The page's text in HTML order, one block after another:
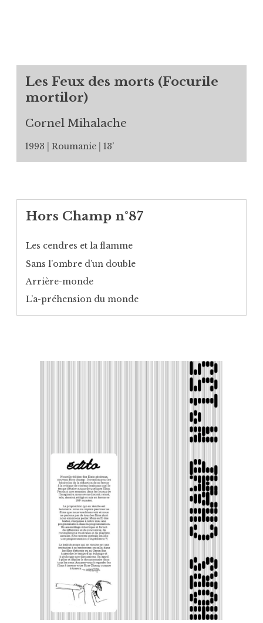
Les Feux des morts (Focurile
mortilor)
Cornel Mihalache
1993 Roumanie 13’
Hors Champ n°87
Les cendres et la flamme
Sans l’ombre d’un double
Arrière-monde
L’a-préhension du monde